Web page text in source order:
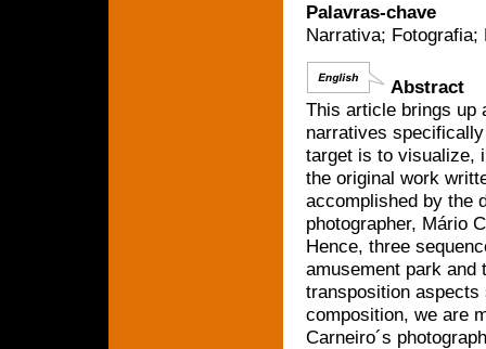
Palavras-chave
Narrativa; Fotografia;
Abstract
This article brings up
narratives
target is to visualize,
the original work
accomplished by the
photographer, Mário
Hence, three
amusement park and
transposition
composition, we are
Carneiro´s